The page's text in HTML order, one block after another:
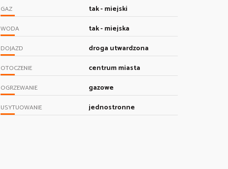
GAZ tak - miejski
WODA tak - miejska
DOJAZD droga utwardzona
OTOCZENIE centrum miasta
OGRZEWANIE gazowe
USYTUOWANIE jednostronne